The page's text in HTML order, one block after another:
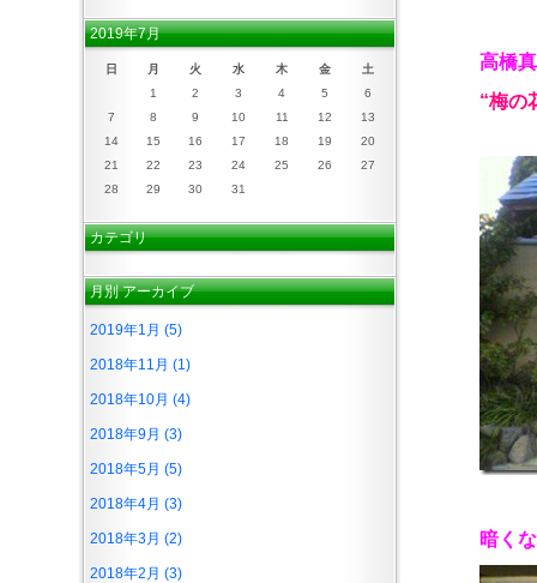
高橋
“梅の
暗く
2019年7月
日 月 火 水 木 金
土
1
2 3 4 5
6
7
8 9 10 11 12
13
14
15 16 17 18 19
20
21
22 23 24 25 26
27
28
29 30 31
カテゴリ
月別アーカイブ
2019年1月 (5)
2018年11月 (1)
2018年10月 (4)
2018年9月 (3)
2018年5月 (5)
2018年4月 (3)
2018年3月 (2)
2018年2月 (3)